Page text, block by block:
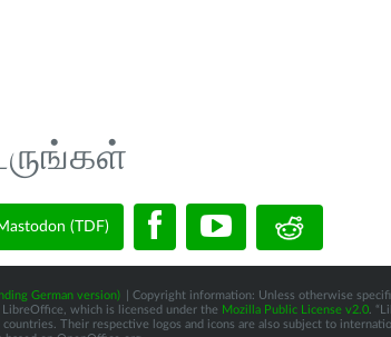
(TDF)
German version)
| Copyright information: Unless otherwise
which is licensed under the Mozilla Public License v2.0.
Their respective logos and icons are also subject to